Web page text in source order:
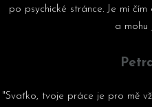
po psychické stránce. Je mi
a mohu
"Svaťko, tvoje práce je pro mě